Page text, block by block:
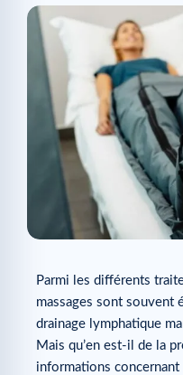
Parmi les différents
massages sont souvent
drainage lymphatique
Mais qu’en est-il de la
informations